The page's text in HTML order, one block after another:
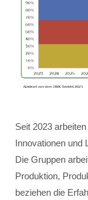
Seit 2023
Innovationen und
Die Gruppen
Produktion,
beziehen die